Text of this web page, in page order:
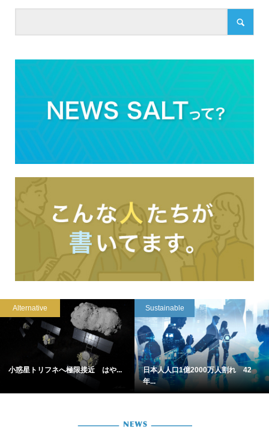
Alternative
小惑星トリフネへ極限接近 はや...
Sustainable
日本人人口1億2000万人割れ 42
年...